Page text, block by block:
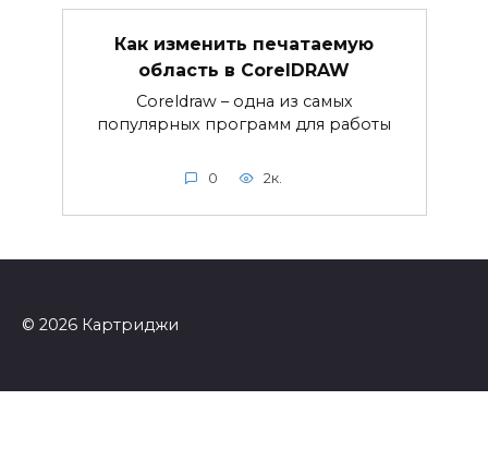
Как изменить печатаемую
область в CorelDRAW
Coreldraw – одна из самых
популярных программ для работы
0 2к.
© 2026 Картриджи